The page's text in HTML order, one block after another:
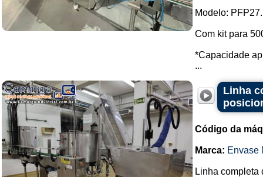
Modelo:
Com kit para
*Capacidade
...
Linha
Código da
Marca: Envase
Linha completa